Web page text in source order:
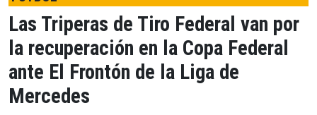
Las Triperas de Tiro Federal van por
la recuperación en la Copa Federal
ante El Frontón de la Liga de
Mercedes